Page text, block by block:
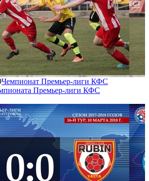
Чемпионат Премьер-лиги КФС
Премьер-лиги КФС